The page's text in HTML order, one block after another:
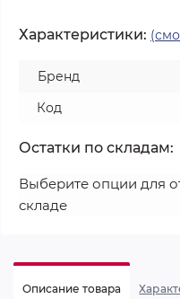
Характеристики:
Бренд
Код
Остатки по складам:
Выберите опции для
складе
Описание товара